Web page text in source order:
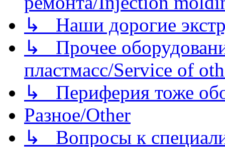
↳ Наши дорогие
↳ Прочее
пластмасс/Service of
↳ Периферия тоже
Разное/Other
↳ Вопросы к